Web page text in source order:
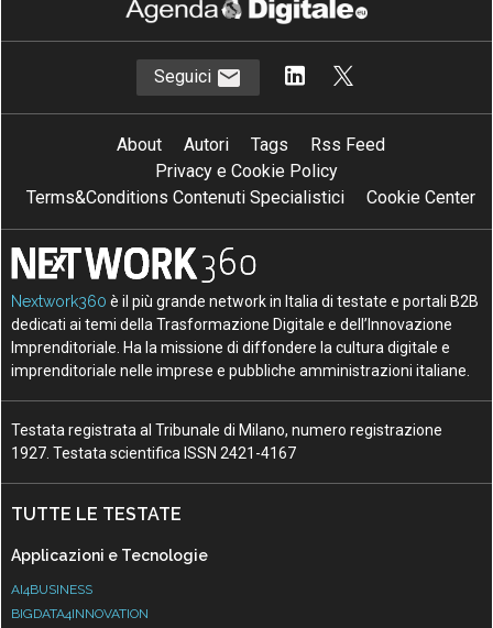
Seguici
About Autori Tags
Rss Feed
Privacy e Cookie Policy
Terms&Conditions Contenuti Specialistici
Cookie Center
Nextwork360 è il più grande network in Italia di testate e portali B2B
dedicati ai temi della Trasformazione Digitale e dell’Innovazione
Imprenditoriale. Ha la missione di diffondere la cultura digitale e
imprenditoriale nelle imprese e pubbliche amministrazioni italiane.
Testata registrata al Tribunale di Milano, numero registrazione
1927. Testata scientifica ISSN 2421-4167
TUTTE LE TESTATE
Applicazioni e Tecnologie
AI4BUSINESS
BIGDATA4INNOVATION